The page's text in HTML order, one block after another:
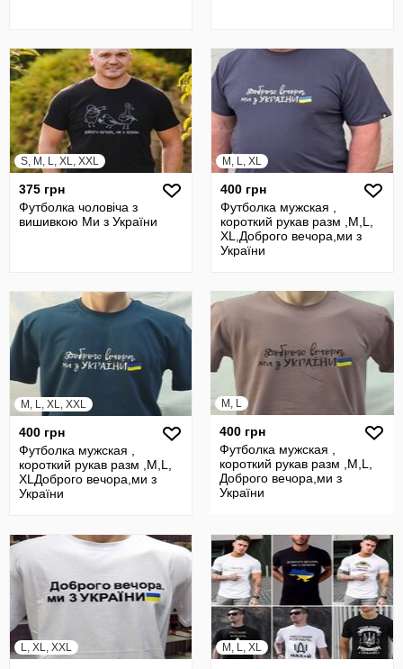
S, M, L, XL, XXL
375 грн
Футболка чоловіча з
вишивкою Ми з України
M, L, XL
400 грн
Футболка мужская ,
короткий рукав разм ,M,L,
XL,Доброго вечора,ми з
України
M, L, XL, XXL
400 грн
Футболка мужская ,
короткий рукав разм ,M,L,
XLДоброго вечора,ми з
України
M, L
400 грн
Футболка мужская ,
короткий рукав разм ,M,L,
Доброго вечора,ми з
України
L, XL, XXL M, L, XL